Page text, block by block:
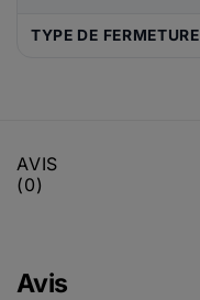
TYPE DE FERMETURE
AVIS
(0)
Avis